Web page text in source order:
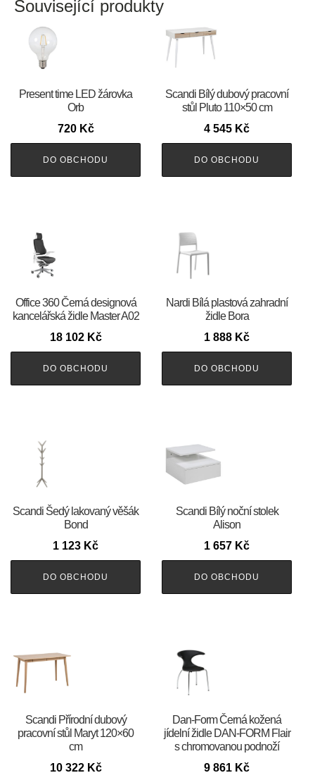
Související produkty
Present time LED žárovka
Orb
720 Kč
DO OBCHODU
Scandi Bílý dubový pracovní
stůl Pluto 110×50 cm
4 545 Kč
DO OBCHODU
Office 360 Černá designová
kancelářská židle Master A02
18 102 Kč
DO OBCHODU
Nardi Bílá plastová zahradní
židle Bora
1 888 Kč
DO OBCHODU
Scandi Šedý lakovaný věšák
Bond
1 123 Kč
DO OBCHODU
Scandi Bílý noční stolek
Alison
1 657 Kč
DO OBCHODU
Scandi Přírodní dubový
pracovní stůl Maryt 120×60
cm
10 322 Kč
​​​​​Dan-Form Černá kožená
jídelní židle DAN-FORM Flair
s chromovanou podnoží
9 861 Kč